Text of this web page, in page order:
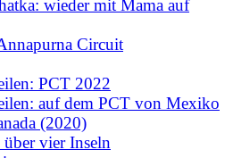
wieder mit Mama auf
Circuit
PCT 2022
auf dem PCT von Mexiko
(2020)
vier Inseln